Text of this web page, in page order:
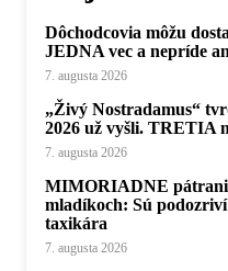
Dôchodcovia môžu
JEDNA vec a nepríde
7. augusta 2026
„Živý Nostradamus“
2026 už vyšli. TRETIA
7. augusta 2026
MIMORIADNE
mladíkoch: Sú
taxikára
7. augusta 2026